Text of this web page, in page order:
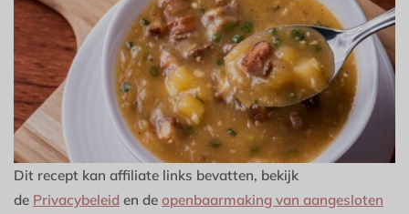
Dit recept kan affiliate links bevatten, bekijk
de Privacybeleid en de openbaarmaking van aangesloten